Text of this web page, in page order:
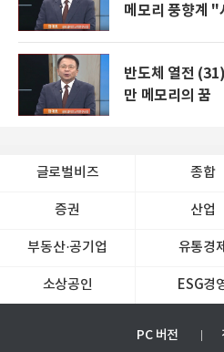
메모리 풍향계
반도체 열전
만 메모리의 꿈
글로벌비즈 종합
증권 산업
부동산·공기업 유통경제
소상공인 ESG경
PC 버전